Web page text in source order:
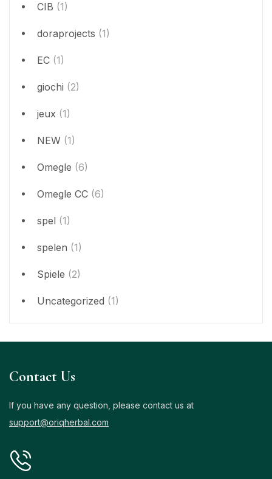
CIB (1)
doraprojects (1)
EC (1)
giochi (2)
jeux (1)
NEW (1)
Omegle (6)
Omegle CC (6)
spel (1)
spelen (1)
Spiele (2)
Uncategorized (1)
Contact Us
If you have any question, please contact us at
support@oriqherbal.com